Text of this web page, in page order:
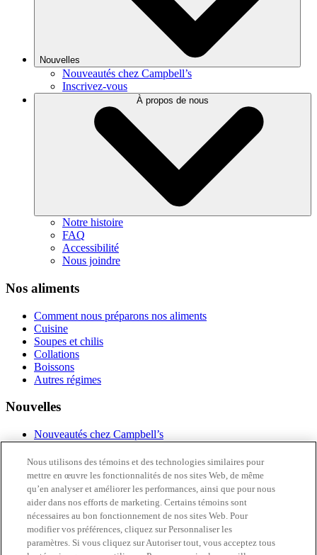
Nouvelles
Nouveautés chez Campbell’s
Inscrivez-vous
À propos de nous
Notre histoire
FAQ
Accessibilité
Nous joindre
Nos aliments
Comment nous préparons nos aliments
Cuisine
Soupes et chilis
Collations
Boissons
Autres régimes
Nouvelles
Nouveautés chez Campbell’s
À propos de nous
Notre histoire
FAQ
Accessibilité
Nous joindre
Nous utilisons des témoins et des technologies similaires pour
mettre en œuvre les fonctionnalités de nos sites Web, de même
qu’en analyser et améliorer les performances, ainsi que pour nous
aider dans nos efforts de marketing. Certains témoins sont
nécessaires au bon fonctionnement de nos sites Web. Pour
modifier vos préférences, cliquez sur Personnaliser les
paramètres. Si vous cliquez sur Autoriser tout, vous acceptez tous